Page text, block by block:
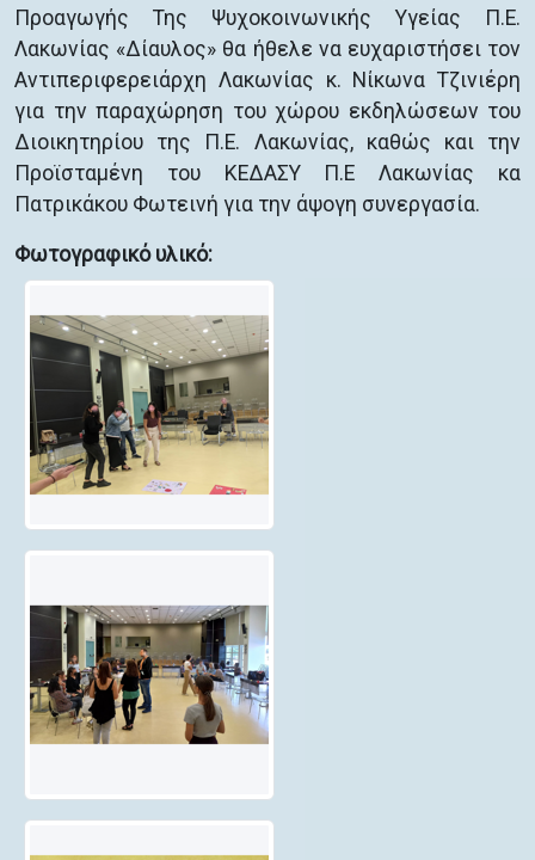
Προαγωγής Της Ψυχοκοινωνικής Υγείας Π.Ε.
Λακωνίας «Δίαυλος» θα ήθελε να ευχαριστήσει τον
Αντιπεριφερειάρχη Λακωνίας κ. Νίκωνα Τζινιέρη
για την παραχώρηση του χώρου εκδηλώσεων του
Διοικητηρίου της Π.Ε. Λακωνίας, καθώς και την
Προϊσταμένη του ΚΕΔΑΣΥ Π.Ε Λακωνίας κα
Πατρικάκου Φωτεινή για την άψογη συνεργασία.
Φωτογραφικό υλικό: